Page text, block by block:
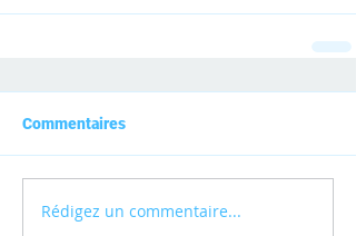
Commentaires
Rédigez un commentaire...